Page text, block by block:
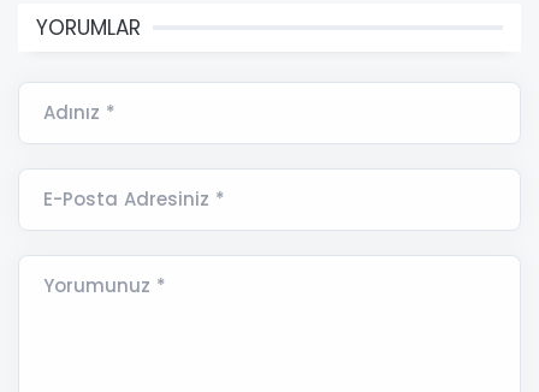
YORUMLAR
Adınız *
E-Posta Adresiniz *
Yorumunuz *